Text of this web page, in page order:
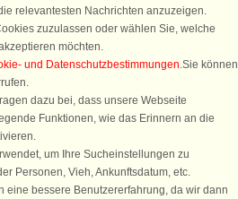
abonnieren
relevantesten Nachrichten anzuzeigen.
zuzulassen oder wählen Sie, welche
möchten.
und Datenschutzbestimmungen.Sie können
dazu bei, dass unsere Webseite
Funktionen, wie das Erinnern an die
um Ihre Sucheinstellungen zu
Personen, Vieh, Ankunftsdatum, etc.
eine bessere Benutzererfahrung, da wir dann